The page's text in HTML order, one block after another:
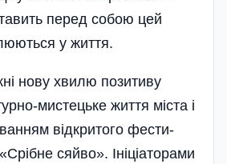
перед собою цей
у життя.
нову хвилю позитиву
мисте­цьке життя міста і
відкритого фести­
сяйво». Ініціаторами